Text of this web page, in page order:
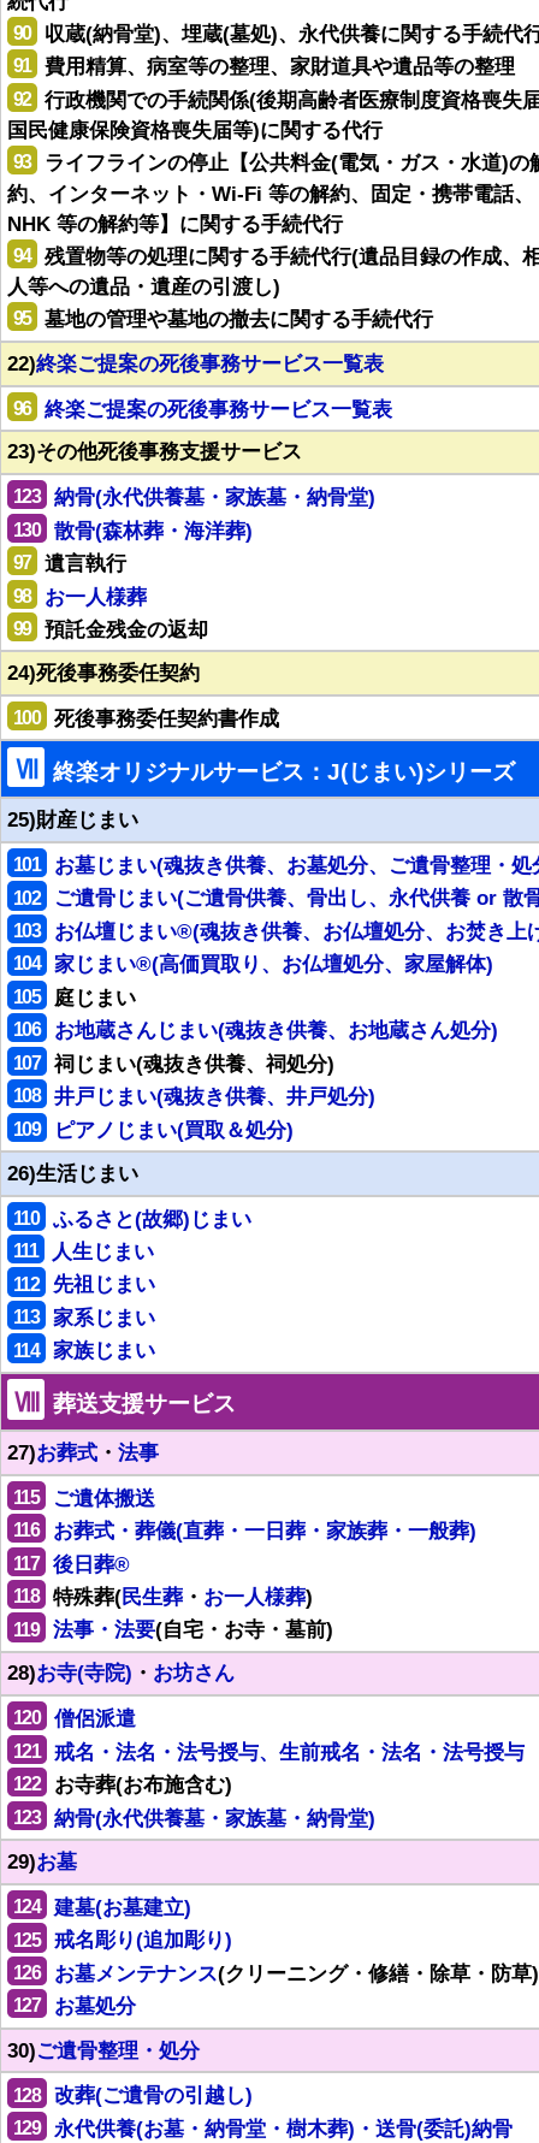
90 収蔵(納骨堂)、埋蔵(墓処)、永代供養に関する手続代
91 費用精算、病室等の整理、家財道具や遺品等の整理
92
行政機関での手続関係(後期高齢者医療制度資格喪失
国民健康保険資格喪失届等)に関する代行
93
ライフラインの停止【公共料金(電気・ガス・水道)の
約、インターネット・Wi-Fi 等の解約、固定・携帯電話、
NHK 等の解約等】に関する手続代行
94
残置物等の処理に関する手続代行(遺品目録の作成、
人等への遺品・遺産の引渡し)
95
墓地の管理や墓地の撤去に関する手続代行
22)終楽ご提案の死後事務サービス一覧表
96
終楽ご提案の死後事務サービス一覧表
23)その他死後事務支援サービス
123 納骨(永代供養墓・家族墓・納骨堂)
130 散骨(森林葬・海洋葬)
97 遺言執行
98 お一人様葬
99
預託金残金の返却
24)死後事務委任契約
100 死後事務委任契約書作成
Ⅶ 終楽オリジナルサービス：J(じまい)シリーズ
25)財産じまい
101 お墓じまい(魂抜き供養、お墓処分、ご遺骨整理・処
102 ご遺骨じまい(ご遺骨供養、骨出し、永代供養 or 散
103 お仏壇じまい®(魂抜き供養、お仏壇処分、お焚き上
104 家じまい®(高価買取り、お仏壇処分、家屋解体)
105 庭じまい
106 お地蔵さんじまい(魂抜き供養、お地蔵さん処分)
107 祠じまい(魂抜き供養、祠処分)
108 井戸じまい(魂抜き供養、井戸処分)
109
ピアノじまい(買取＆処分)
26)生活じまい
110 ふるさと(故郷)じまい
111 人生じまい
112 先祖じまい
113 家系じまい
114 家族じまい
Ⅷ 葬送支援サービス
27)お葬式・ 法事
115 ご遺体搬送
116 お葬式・葬儀(直葬・一日葬・家族葬・一般葬)
117 後日葬®
118 特殊葬(民生葬・ お一人様葬)
119 法事・法要(自宅・お寺・墓前)
28)お寺(寺院) ・ お坊さん
120 僧侶派遣
121 戒名・法名・法号授与、生前戒名・法名・法号授与
122 お寺葬(お布施含む)
123
納骨(永代供養墓・家族墓・納骨堂)
29)お墓
124 建墓(お墓建立)
125 戒名彫り(追加彫り)
126 お墓メンテナンス(クリーニング・修繕・除草・防草)
127
お墓処分
30)ご遺骨整理・処分
128 改葬(ご遺骨の引越し)
129 永代供養(お墓・納骨堂・樹木葬)・送骨(委託)納骨